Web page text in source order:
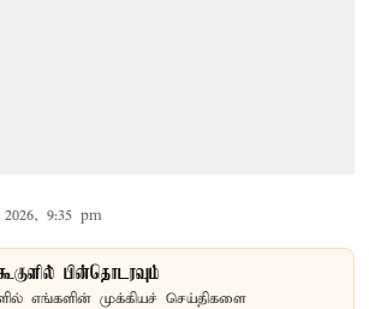
9:35 pm
பின்தொடரவும்
எங்களின் முக்கியச் செய்திகளை